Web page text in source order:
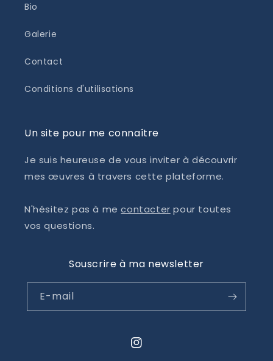
Bio
Galerie
Contact
Conditions d'utilisations
Un site pour me connaître
Je suis heureuse de vous inviter à découvrir
mes œuvres à travers cette plateforme.
N'hésitez pas à mecontacter pour toutes
vos questions.
Souscrire à ma newsletter
E-mail
Instagram